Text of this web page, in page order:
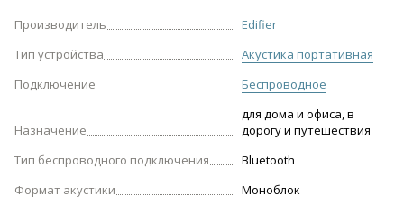
Производитель
Edifier
Тип устройства
Акустика портативная
Подключение
Беспроводное
Назначение
для дома и офиса, в
дорогу и путешествия
Тип беспроводного подключения
Bluetooth
Формат акустики
Моноблок